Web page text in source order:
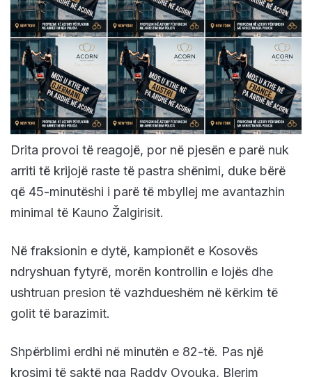
Drita provoi të reagojë, por në pjesën e parë nuk
arriti të krijojë raste të pastra shënimi, duke bërë
që 45-minutëshi i parë të mbyllej me avantazhin
minimal të Kauno Žalgirisit.
Në fraksionin e dytë, kampionët e Kosovës
ndryshuan fytyrë, morën kontrollin e lojës dhe
ushtruan presion të vazhdueshëm në kërkim të
golit të barazimit.
Shpërblimi erdhi në minutën e 82-të. Pas një
krosimi të saktë nga Raddy Ovouka, Blerim